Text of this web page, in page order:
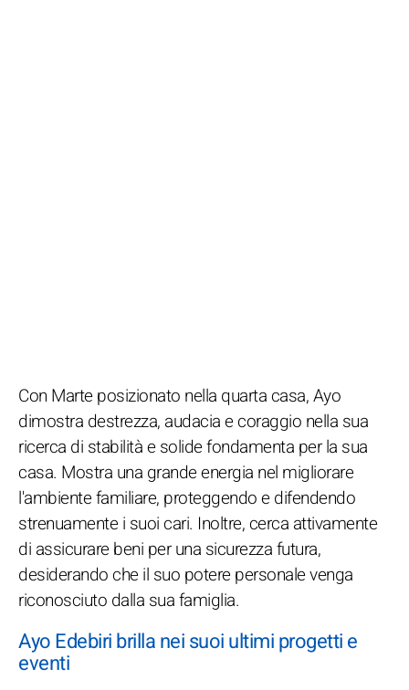
Con Marte posizionato nella quarta casa, Ayo
dimostra destrezza, audacia e coraggio nella sua
ricerca di stabilità e solide fondamenta per la sua
casa. Mostra una grande energia nel migliorare
l'ambiente familiare, proteggendo e difendendo
strenuamente i suoi cari. Inoltre, cerca attivamente
di assicurare beni per una sicurezza futura,
desiderando che il suo potere personale venga
riconosciuto dalla sua famiglia.
Ayo Edebiri brilla nei suoi ultimi progetti e
eventi